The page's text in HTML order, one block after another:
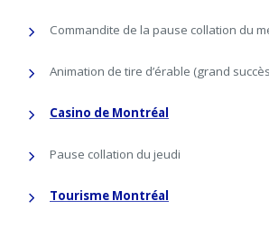
Commandite de la pause collation du
Animation de tire d’érable (grand
Casino de Montréal
Pause collation du jeudi
Tourisme Montréal